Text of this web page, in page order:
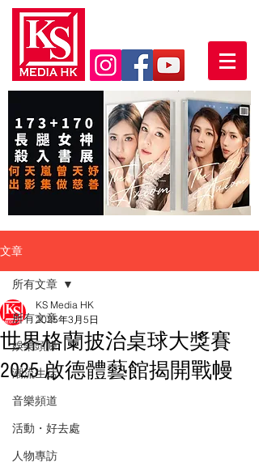
文章
所有文章
娛樂頭條
潮流生活
音樂頻道
活動・好去處
人物專訪
所有文章
世界格蘭披治桌球大獎賽
2025 啟德體藝館揭開戰幔
KS Media HK
2025年3月5日